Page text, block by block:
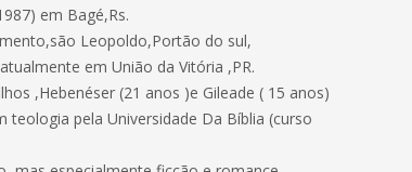
em Bagé,Rs.
Leopoldo,Portão do sul,
em União da Vitória ,PR.
,Hebenéser (21 anos )e Gileade ( 15 anos)
pela Universidade Da Bíblia (curso